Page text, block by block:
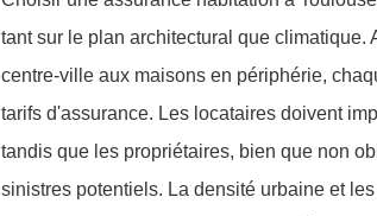
tant sur le plan architectural que
centre-ville aux maisons en périphérie,
tarifs d'assurance. Les locataires doivent
tandis que les propriétaires, bien que non
sinistres potentiels. La densité urbaine et